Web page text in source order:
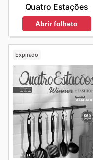
Quatro Estações
Abrir folheto
Expirado